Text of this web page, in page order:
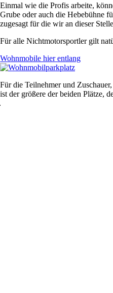
Einmal wie die Profis arbeite,
Grube oder auch die Hebebühne
zugesagt für die wir an dieser
Für alle Nichtmotorsportler gilt
Wohnmobile hier entlang
Für die Teilnehmer und
ist der größere der beiden Plätze,